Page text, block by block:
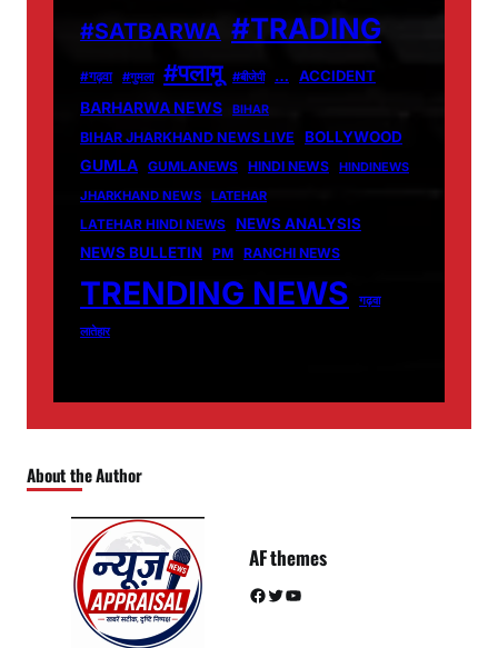
#SATBARWA #TRADING
#गढ़वा #गुमला #पलामू #बीजेपी … ACCIDENT
BARHARWA NEWS BIHAR
BIHAR JHARKHAND NEWS LIVE BOLLYWOOD
GUMLA GUMLANEWS HINDI NEWS
HINDINEWS
JHARKHAND NEWS
LATEHAR
LATEHAR HINDI NEWS
NEWS ANALYSIS
NEWS BULLETIN PM RANCHI NEWS
TRENDING NEWS
गढ़वा
लातेहार
About the Author
AF themes
Facebook Twitter YouTube